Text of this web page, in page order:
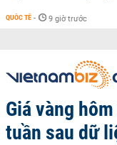
QUỐC TẾ - 9 giờ trước
Giá vàng
tuần sau dữ